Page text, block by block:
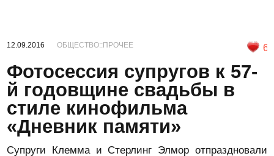
12.09.2016 ОБЩЕСТВО::ПРОЧЕЕ 6
Фотосессия супругов к 57-
й годовщине свадьбы в
стиле кинофильма
«Дневник памяти»
Супруги Клемма и Стерлинг Элмор отпраздновали